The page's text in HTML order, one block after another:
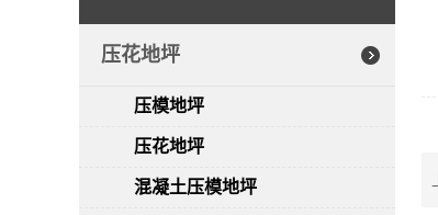
压花地坪
压模地坪
压花地坪
混凝土压模地坪